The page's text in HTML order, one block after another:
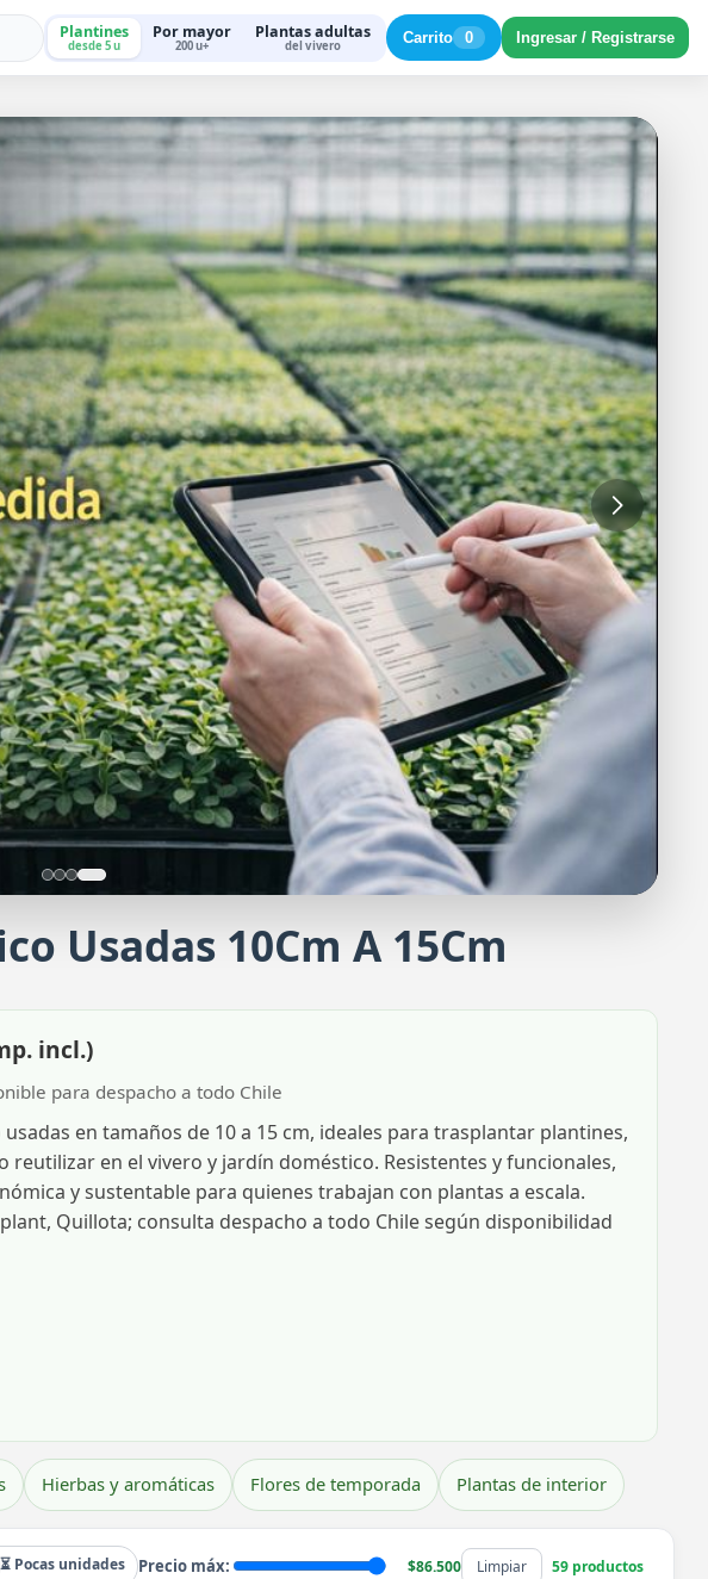
Plantines
desde 5 u
Por mayor
200 u+
Plantas adultas
del vivero Carrito 0 Ingresar / Registrarse
Usadas 10Cm A 15Cm
incl.)
para despacho a todo Chile
en tamaños de 10 a 15 cm, ideales para trasplantar plantines,
reutilizar en el vivero y jardín doméstico. Resistentes y funcionales,
y sustentable para quienes trabajan con plantas a escala.
Quillota; consulta despacho a todo Chile según disponibilidad
Hierbas y aromáticas Flores de temporada Plantas de interior
⏳ Pocas unidades Precio máx: $86.500 Limpiar 59 productos